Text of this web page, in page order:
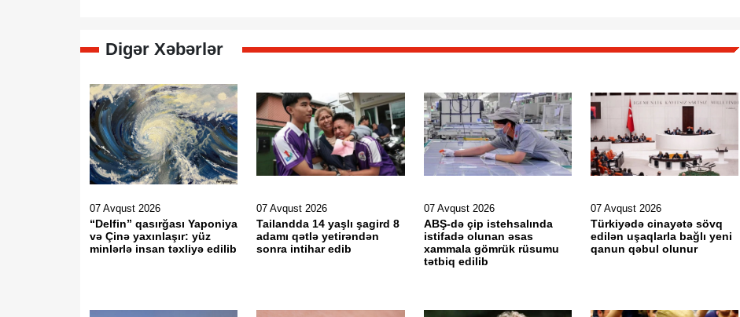
Digər Xəbərlər
07 Avqust 2026
“Delfin” qasırğası Yaponiya
və Çinə yaxınlaşır: yüz
minlərlə insan təxliyə edilib
07 Avqust 2026
Tailandda 14 yaşlı şagird 8
adamı qətlə yetirəndən
sonra intihar edib
07 Avqust 2026
ABŞ-də çip istehsalında
istifadə olunan əsas
xammala gömrük rüsumu
tətbiq edilib
07 Avqust 2026
Türkiyədə cinayətə sövq
edilən uşaqlarla bağlı yeni
qanun qəbul olunur